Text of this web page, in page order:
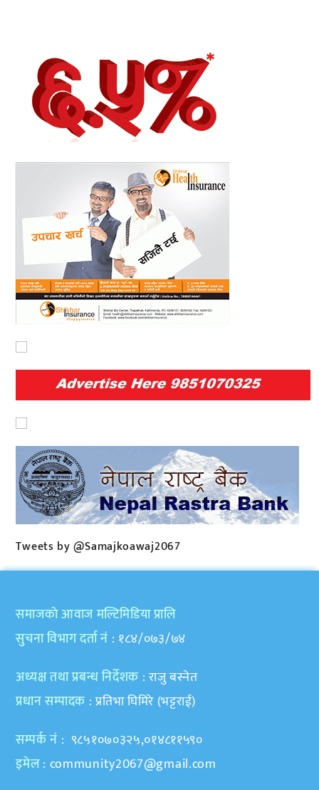
Tweets by @Samajkoawaj2067
समाजकाे आवाज मल्टिमिडिया प्रालि
सुचना विभाग दर्ता नं : १८४/०७३/७४
अध्यक्ष तथा प्रबन्ध निर्देशक : राजु बस्नेत
प्रधान सम्पादक : प्रतिभा घिमिरे (भट्टराई)
सम्पर्क नं : ९८५१०७०३२५,०१४८११५९०
इमेल: community2067@gmail.com